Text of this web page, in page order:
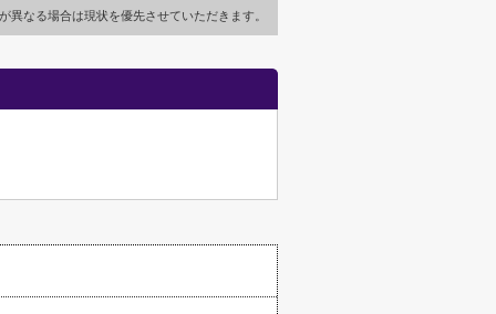
なる場合は現状を優先させていただきます。